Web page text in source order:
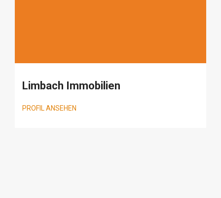
Limbach Immobilien
PROFIL ANSEHEN